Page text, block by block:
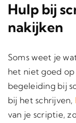
Hulp bij
nakijken
Soms weet je
het niet goed
begeleiding bij
bij het schrijven,
van je scriptie,